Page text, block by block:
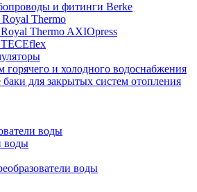
и фитинги Berke
Thermo
Thermo AXIOpress
горячего и холодного водоснабжения
для закрытых систем отопления
воды
воды
воды